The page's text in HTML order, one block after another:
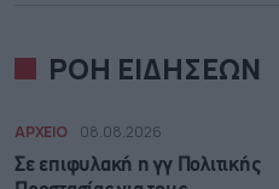
ΡΟΗ ΕΙΔΗΣΕΩΝ
ΑΡΧΕΙΟ 08.08.2026
Σε επιφυλακή η γγ Πολιτικής